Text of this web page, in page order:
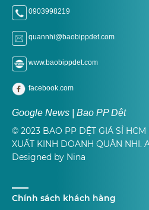
0903998219
quannhi@baobippdet.com
www.baobippdet.com
facebook.com
Google News | Bao PP Dệt
© 2023 BAO PP DỆT GIÁ SỈ HCM
XUẤT KINH DOANH QUÂN NHI.
Designed by Nina
Chính sách khách hàng